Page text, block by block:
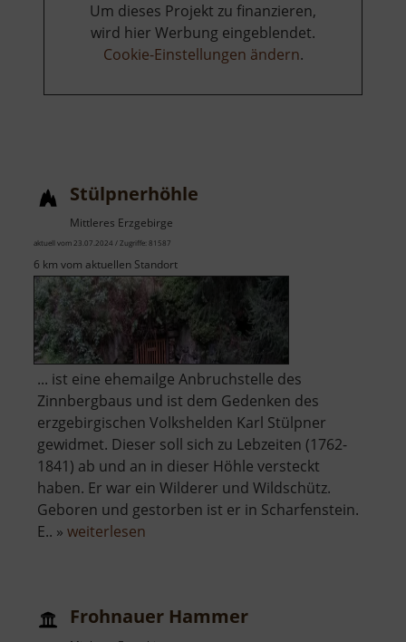
Um dieses Projekt zu finanzieren,
wird hier Werbung eingeblendet.
Cookie-Einstellungen ändern.
Stülpnerhöhle
Mittleres Erzgebirge
aktuell vom 23.07.2024 / Zugriffe: 81587
6 km vom aktuellen Standort
... ist eine ehemailge Anbruchstelle des
Zinnbergbaus und ist dem Gedenken des
erzgebirgischen Volkshelden Karl Stülpner
gewidmet. Dieser soll sich zu Lebzeiten (1762-
1841) ab und an in dieser Höhle versteckt
haben. Er war ein Wilderer und Wildschütz.
Geboren und gestorben ist er in Scharfenstein.
E.. » weiterlesen
Frohnauer Hammer